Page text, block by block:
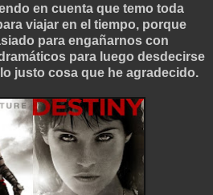
en cuenta que temo toda
viajar en el tiempo, porque
para engañarnos con
para luego desdecirse
justo cosa que he agradecido.